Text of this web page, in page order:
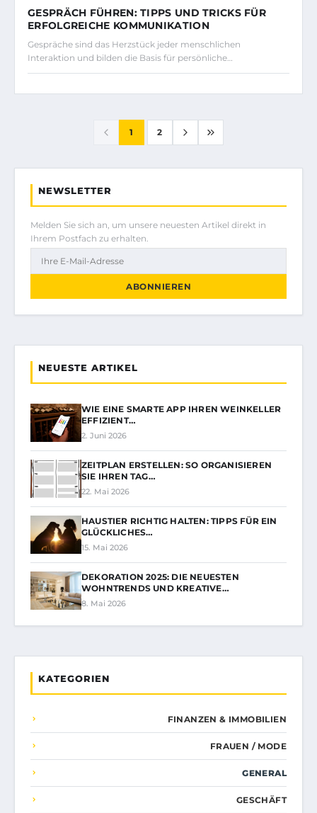
GESPRÄCH FÜHREN: TIPPS UND TRICKS FÜR
ERFOLGREICHE KOMMUNIKATION
Gespräche sind das Herzstück jeder menschlichen
Interaktion und bilden die Basis für persönliche…
1 2
NEWSLETTER
Melden Sie sich an, um unsere neuesten Artikel direkt in
Ihrem Postfach zu erhalten.
ABONNIEREN
NEUESTE ARTIKEL
WIE EINE SMARTE APP IHREN WEINKELLER
EFFIZIENT…
2. Juni 2026
ZEITPLAN ERSTELLEN: SO ORGANISIEREN
SIE IHREN TAG…
22. Mai 2026
HAUSTIER RICHTIG HALTEN: TIPPS FÜR EIN
GLÜCKLICHES…
15. Mai 2026
DEKORATION 2025: DIE NEUESTEN
WOHNTRENDS UND KREATIVE…
8. Mai 2026
KATEGORIEN
FINANZEN & IMMOBILIEN
FRAUEN / MODE
GENERAL
GESCHÄFT